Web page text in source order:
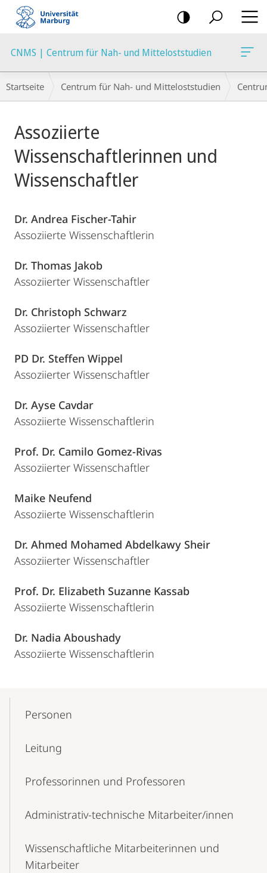
Mobile-
Navigation
CNMS | Centrum für Nah- und Mitteloststudien
Breadcrumb-
Navigation
Startseite Centrum für Nah- und Mitteloststudien
Assoziierte
Wissenschaftlerinnen und
Wissenschaftler
Dr. Andrea Fischer-Tahir
Assoziierte Wissenschaftlerin
Dr. Thomas Jakob
Assoziierter Wissenschaftler
Dr. Christoph Schwarz
Assoziierter Wissenschaftler
PD Dr. Steffen Wippel
Assoziierter Wissenschaftler
Dr. Ayse Cavdar
Assoziierte Wissenschaftlerin
Prof. Dr. Camilo Gomez-Rivas
Assoziierter Wissenschaftler
Maike Neufend
Assoziierte Wissenschaftlerin
Dr. Ahmed Mohamed Abdelkawy Sheir
Assoziierter Wissenschaftler
Prof. Dr. Elizabeth Suzanne Kassab
Assoziierte Wissenschaftlerin
Dr. Nadia Aboushady
Assoziierte Wissenschaftlerin
NavigationPersonen
Leitung
Professorinnen und Professoren
Administrativ-technische Mitarbeiter/innen
Wissenschaftliche Mitarbeiterinnen und
Mitarbeiter